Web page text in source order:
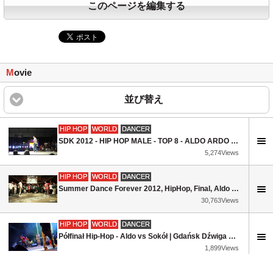
このページを編集する
Movie
並び替え
HIP HOP WORLD DANCER
SDK 2012 - HIP HOP MALE - TOP 8 - ALDO ARDO (GERMANY) vs. BATALLA (GERMANY)
5,274Views
HIP HOP WORLD DANCER
Summer Dance Forever 2012, HipHop, Final, Aldo - Junior Boogie
30,763Views
HIP HOP WORLD DANCER
Półfinał Hip-Hop - Aldo vs Sokół | Gdańsk Dźwiga Muze 2012 | WWW.SZKOLYTANCA.PL
1,899Views